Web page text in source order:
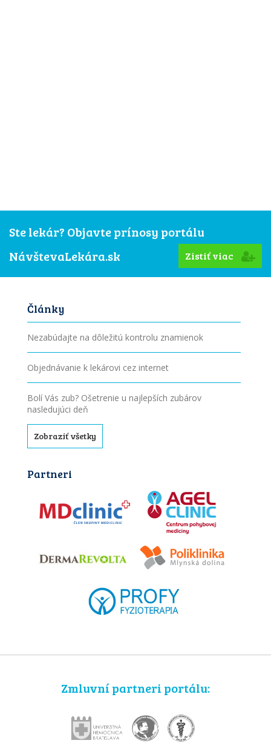
Ste lekár? Objavte prínosy portálu
NávštevaLekára.sk
Zistiť viac
Články
Nezabúdajte na dôležitú kontrolu znamienok
Objednávanie k lekárovi cez internet
Bolí Vás zub? Ošetrenie u najlepších zubárov
nasledujúci deň
Zobraziť všetky
Partneri
Zmluvní partneri portálu: